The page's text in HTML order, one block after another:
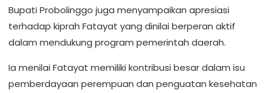
Bupati Probolinggo juga menyampaikan apresiasi
terhadap kiprah Fatayat yang dinilai berperan aktif
dalam mendukung program pemerintah daerah.
Ia menilai Fatayat memiliki kontribusi besar dalam isu
pemberdayaan perempuan dan penguatan kesehatan